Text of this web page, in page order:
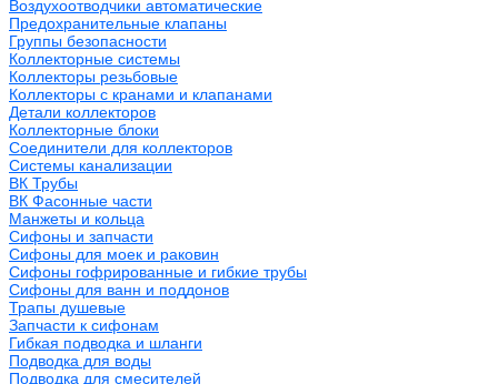
Воздухоотводчики автоматические
Предохранительные клапаны
Группы безопасности
Коллекторные системы
Коллекторы резьбовые
Коллекторы с кранами и клапанами
Детали коллекторов
Коллекторные блоки
Соединители для коллекторов
Системы канализации
ВК Трубы
ВК Фасонные части
Манжеты и кольца
Сифоны и запчасти
Сифоны для моек и раковин
Сифоны гофрированные и гибкие трубы
Сифоны для ванн и поддонов
Трапы душевые
Запчасти к сифонам
Гибкая подводка и шланги
Подводка для воды
Подводка для смесителей